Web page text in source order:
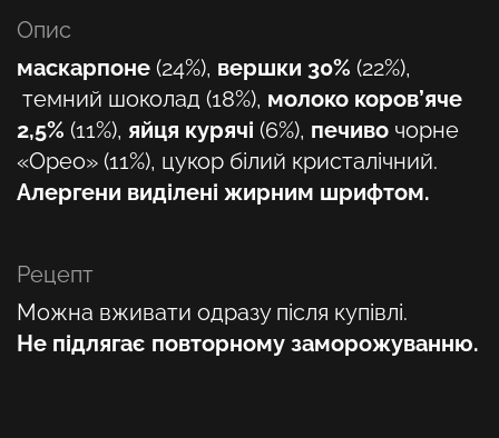
Опис
маскарпоне (24%), вершки 30% (22%),
темний шоколад (18%), молоко коров’яче
2,5% (11%), яйця курячі (6%), печиво чорне
«Орео» (11%), цукор білий кристалічний.
Алергени виділені жирним шрифтом.
Рецепт
Можна вживати одразу після купівлі.
Не підлягає повторному заморожуванню.